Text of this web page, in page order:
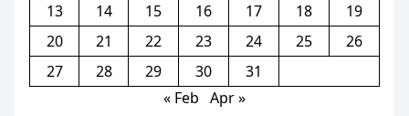
13
14 15 16 17 18
19
20
21 22 23 24 25
26
27
28 29 30
31
« Feb Apr »